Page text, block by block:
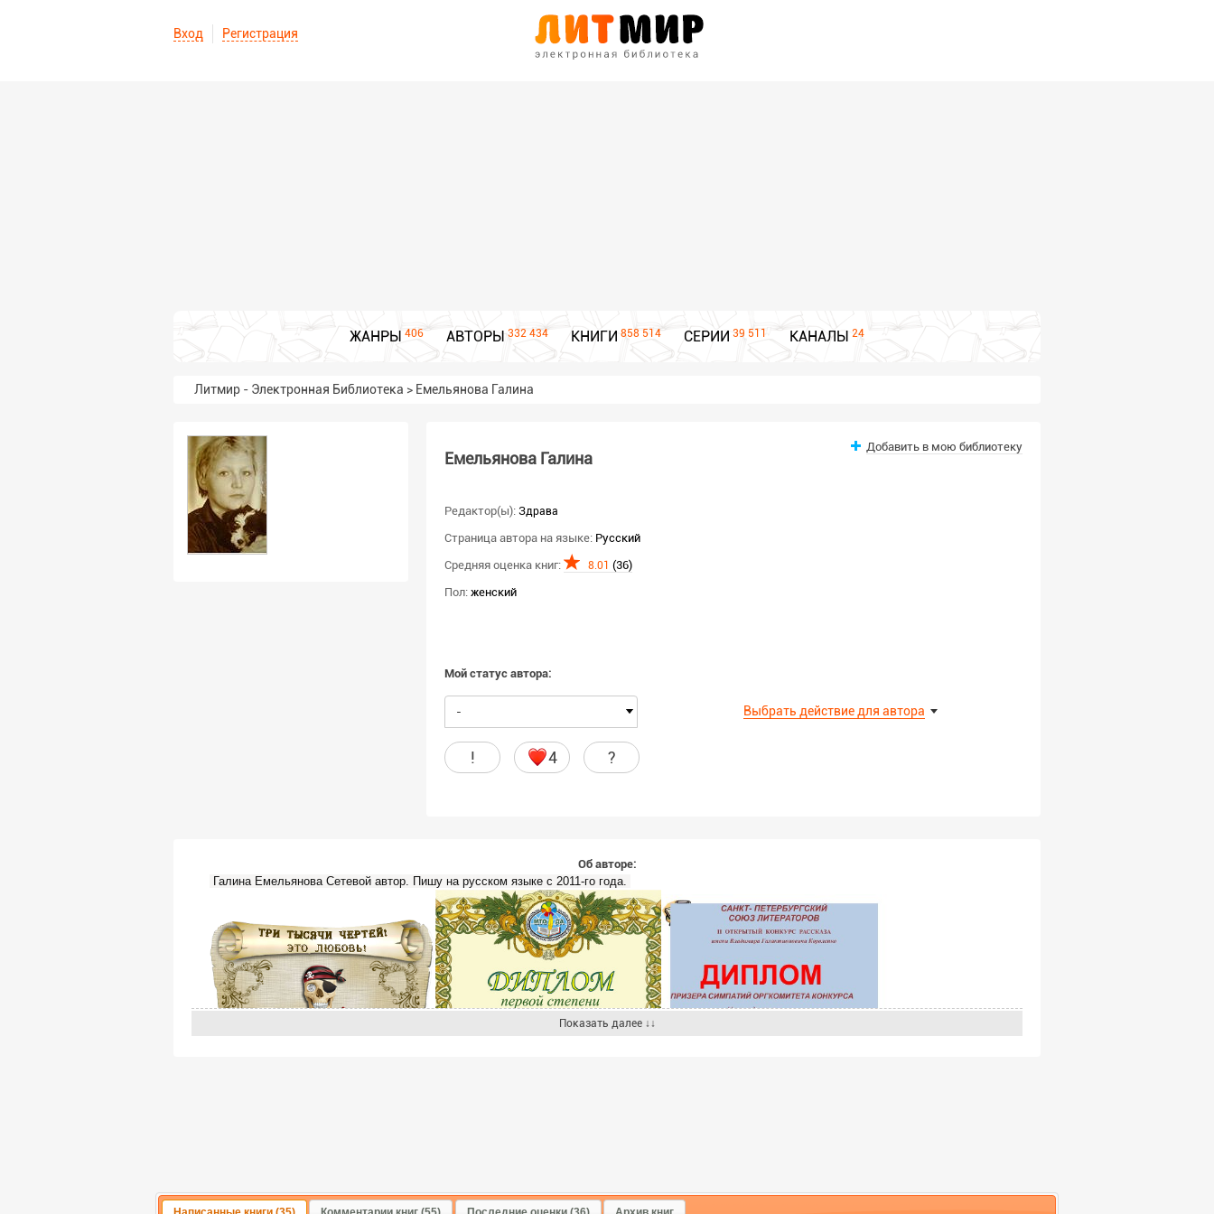
Вход Регистрация
ЖАНРЫ 406 АВТОРЫ 332 434 КНИГИ 858 514 СЕРИИ 39 511 КАНАЛЫ 24
Литмир - Электронная Библиотека > Емельянова Галина
Емельянова Галина
Добавить в мою библиотеку
Редактор(ы): Здрава
Страница автора на языке: Русский
Средняя оценка книг:
8.01 (36)
Пол: женский
Мой статус автора:
- Выбрать действие для автора
! 4 ?
Об авторе:
Галина Емельянова Сетевой автор. Пишу на русском языке с 2011-го года.
Показать далее ↓↓